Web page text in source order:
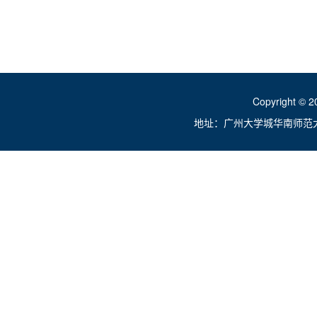
Copyright ©
地址：广州大学城华南